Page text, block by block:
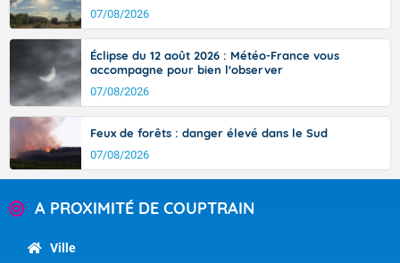
07/08/2026
Éclipse du 12 août 2026 : Météo-France vous
accompagne pour bien l'observer
07/08/2026
Feux de forêts : danger élevé dans le Sud
07/08/2026
A PROXIMITÉ DE COUPTRAIN
Ville